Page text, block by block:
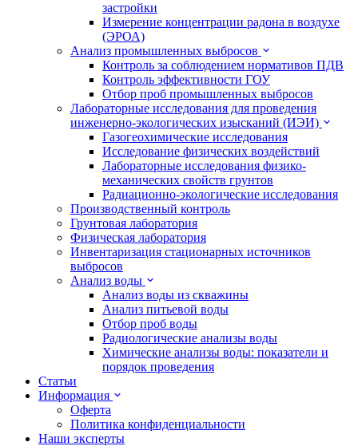
застройки
Измерение концентрации радона в воздухе
(ЭРОА)
Анализ промышленных выбросов
Контроль за соблюдением нормативов ПДВ
Контроль эффективности ГОУ
Отбор проб промышленных выбросов
Лабораторные исследования для проведения
инженерно-экологических изысканий (ИЭИ)
Газогеохимические исследования
Исследование физических воздействий
Лабораторные исследования физико-
механических свойств грунтов
Радиационно-экологические исследования
Производственный контроль
Грунтовая лаборатория
Физическая лаборатория
Инвентаризация стационарных источников
выбросов
Анализ воды
Анализ воды из скважины
Анализ питьевой воды
Отбор проб воды
Радиологические анализы воды
Химические анализы воды: показатели и
порядок проведения
Статьи
Информация
Оферта
Политика конфиденциальности
Наши эксперты